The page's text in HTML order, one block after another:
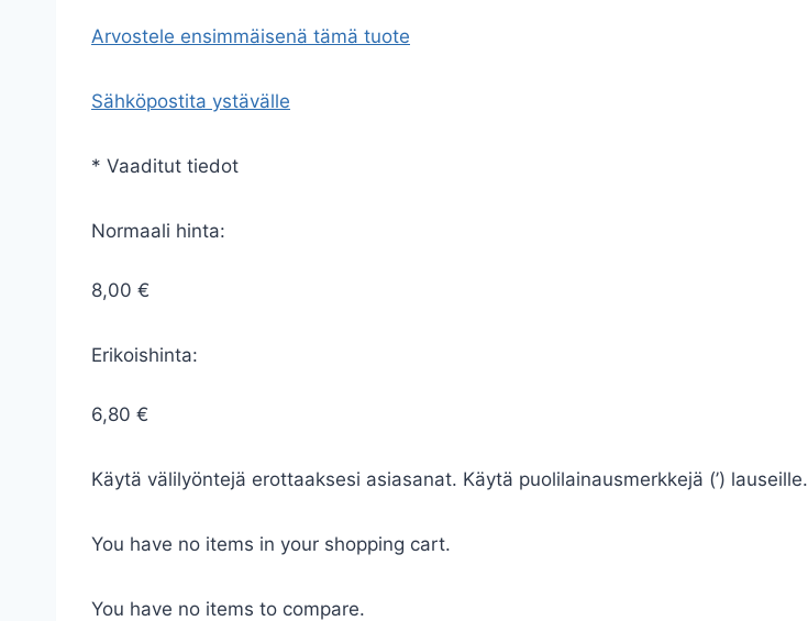
Arvostele ensimmäisenä tämä tuote
Sähköpostita ystävälle
* Vaaditut tiedot
Normaali hinta:
8,00 €
Erikoishinta:
6,80 €
Käytä välilyöntejä erottaaksesi asiasanat. Käytä puolilainausmerkkejä (’) lauseille.
You have no items in your shopping cart.
You have no items to compare.